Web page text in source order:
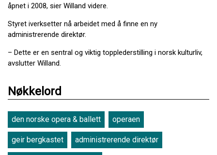
åpnet i 2008, sier Willand videre.
Styret iverksetter nå arbeidet med å finne en ny
administrerende direktør.
– Dette er en sentral og viktig topplederstilling i norsk kulturliv,
avslutter Willand.
Nøkkelord
den norske opera & ballett operaen
geir bergkastet administrerende direktør